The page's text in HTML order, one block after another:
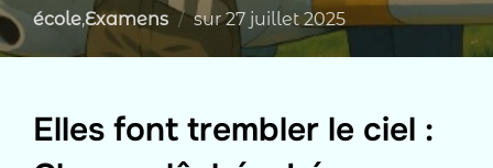
école,Examens surPublié
27 juillet 2025
Elles font trembler le ciel :